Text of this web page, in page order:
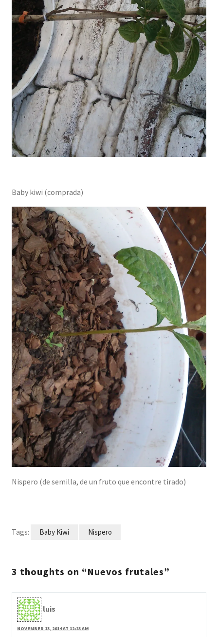
Baby kiwi (comprada)
Nispero (de semilla, de un fruto que encontre tirado)
Tags: Baby Kiwi Nispero
3 thoughts on “Nuevos frutales”
luis
NOVEMBER 13, 2014 AT 12:23 AM